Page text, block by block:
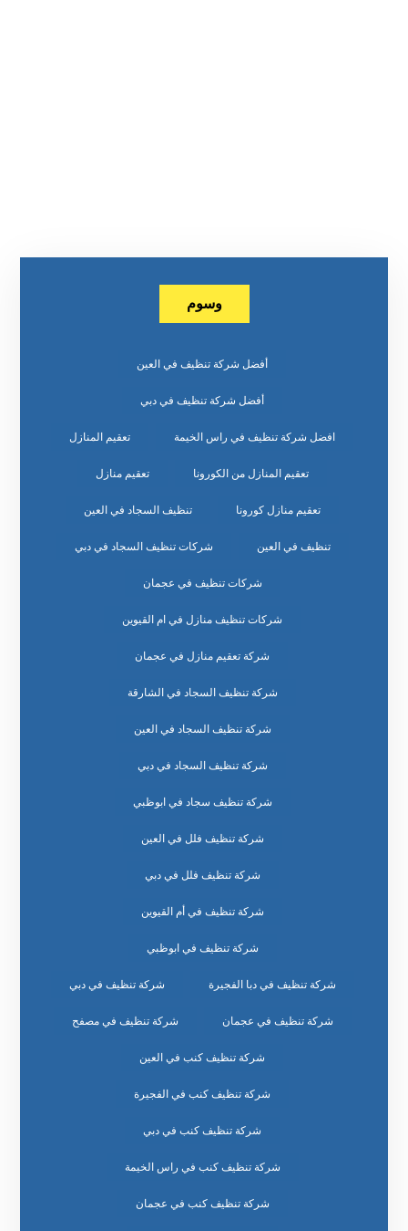
وسوم
أفضل شركة تنظيف في العين
أفضل شركة تنظيف في دبي
افضل شركة تنظيف في راس الخيمة تعقيم المنازل
تعقيم المنازل من الكورونا تعقيم منازل
تعقيم منازل كورونا تنظيف السجاد في العين
تنظيف في العين شركات تنظيف السجاد في دبي
شركات تنظيف في عجمان
شركات تنظيف منازل في ام القيوين
شركة تعقيم منازل في عجمان
شركة تنظيف السجاد في الشارقة
شركة تنظيف السجاد في العين
شركة تنظيف السجاد في دبي
شركة تنظيف سجاد في ابوظبي
شركة تنظيف فلل في العين
شركة تنظيف فلل في دبي
شركة تنظيف في أم القيوين
شركة تنظيف في ابوظبي
شركة تنظيف في دبا الفجيرة شركة تنظيف في دبي
شركة تنظيف في عجمان شركة تنظيف في مصفح
شركة تنظيف كنب في العين
شركة تنظيف كنب في الفجيرة
شركة تنظيف كنب في دبي
شركة تنظيف كنب في راس الخيمة
شركة تنظيف كنب في عجمان